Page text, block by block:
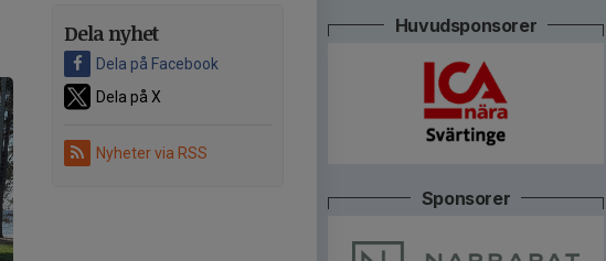
Dela nyhet
Dela på Facebook
Dela på X
Nyheter via RSS
Huvudsponsorer
Sponsorer